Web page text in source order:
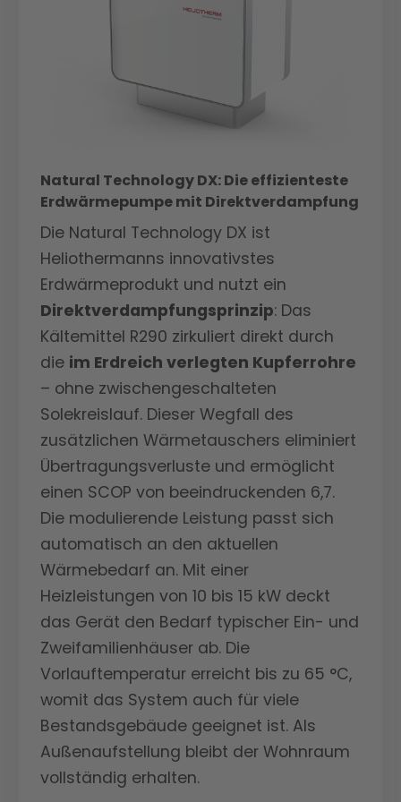
Heizstab sorgt für zusätzliche
selbst bei extremen
Sicherheit in kalten Winternächten.
Natural Technology DX: Die effizienteste
Erdwärmepumpe mit Direktverdampfung
Die Natural Technology DX ist
Heliothermanns innovativstes
Erdwärmeprodukt und nutzt ein
Direktverdampfungsprinzip: Das
Kältemittel R290 zirkuliert direkt durch
die im Erdreich verlegten Kupferrohre
– ohne zwischengeschalteten
Solekreislauf. Dieser Wegfall des
zusätzlichen Wärmetauschers eliminiert
Übertragungsverluste und ermöglicht
einen SCOP von beeindruckenden 6,7.
Die modulierende Leistung passt sich
automatisch an den aktuellen
Wärmebedarf an. Mit einer
Heizleistungen von 10 bis 15 kW deckt
das Gerät den Bedarf typischer Ein- und
Zweifamilienhäuser ab. Die
Vorlauftemperatur erreicht bis zu 65 °C,
womit das System auch für viele
Bestandsgebäude geeignet ist. Als
Außenaufstellung bleibt der Wohnraum
vollständig erhalten.